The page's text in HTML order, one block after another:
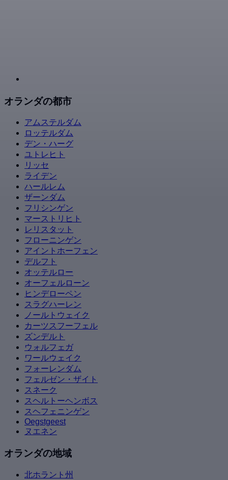
オランダの都市
アムステルダム
ロッテルダム
デン・ハーグ
ユトレヒト
リッセ
ライデン
ハールレム
ザーンダム
フリシンゲン
マーストリヒト
レリスタット
フローニンゲン
アイントホーフェン
デルフト
オッテルロー
オーフェルローン
ヒンデローペン
スラグハーレン
ノールトウェイク
カーツスフーフェル
ズンデルト
ウォルフェガ
ワールウェイク
フォーレンダム
フェルゼン・ザイト
スネーク
スヘルトーヘンボス
スヘフェニンゲン
Oegstgeest
ヌエネン
オランダの地域
北ホラント州